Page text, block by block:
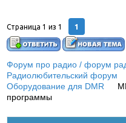
Страница1 из1 1
Форум про радио / форум
Радиолюбительский форум
Оборудование для DMR
программы